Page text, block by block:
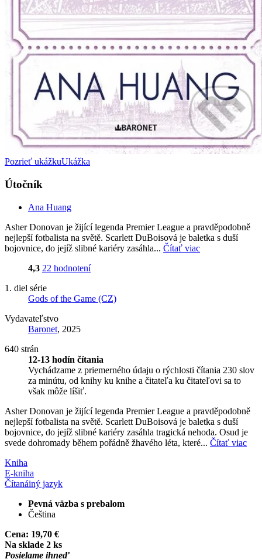
Pozrieť ukážkuUkážka
Útočník
Ana Huang
Asher Donovan je žijící legenda Premier League a pravděpodobně
nejlepší fotbalista na světě. Scarlett DuBoisová je baletka s duší
bojovnice, do jejíž slibné kariéry zasáhla... Čítať viac
4,3 22 hodnotení
1. diel série
Gods of the Game (CZ)
Vydavateľstvo
Baronet, 2025
640 strán
12-13 hodín čítania
Vychádzame z priemerného údaju o rýchlosti čítania 230 slov
za minútu, od knihy ku knihe a čitateľa ku čitateľovi sa to
však môže líšiť.
Asher Donovan je žijící legenda Premier League a pravděpodobně
nejlepší fotbalista na světě. Scarlett DuBoisová je baletka s duší
bojovnice, do jejíž slibné kariéry zasáhla tragická nehoda. Osud je
svede dohromady během pořádně žhavého léta, které... Čítať viac
Kniha
E-kniha
Čítanáiný jazyk
Pevná väzba s prebalom
Čeština
Cena: 19,70 €
Na sklade 2 ks
Posielame ihneď